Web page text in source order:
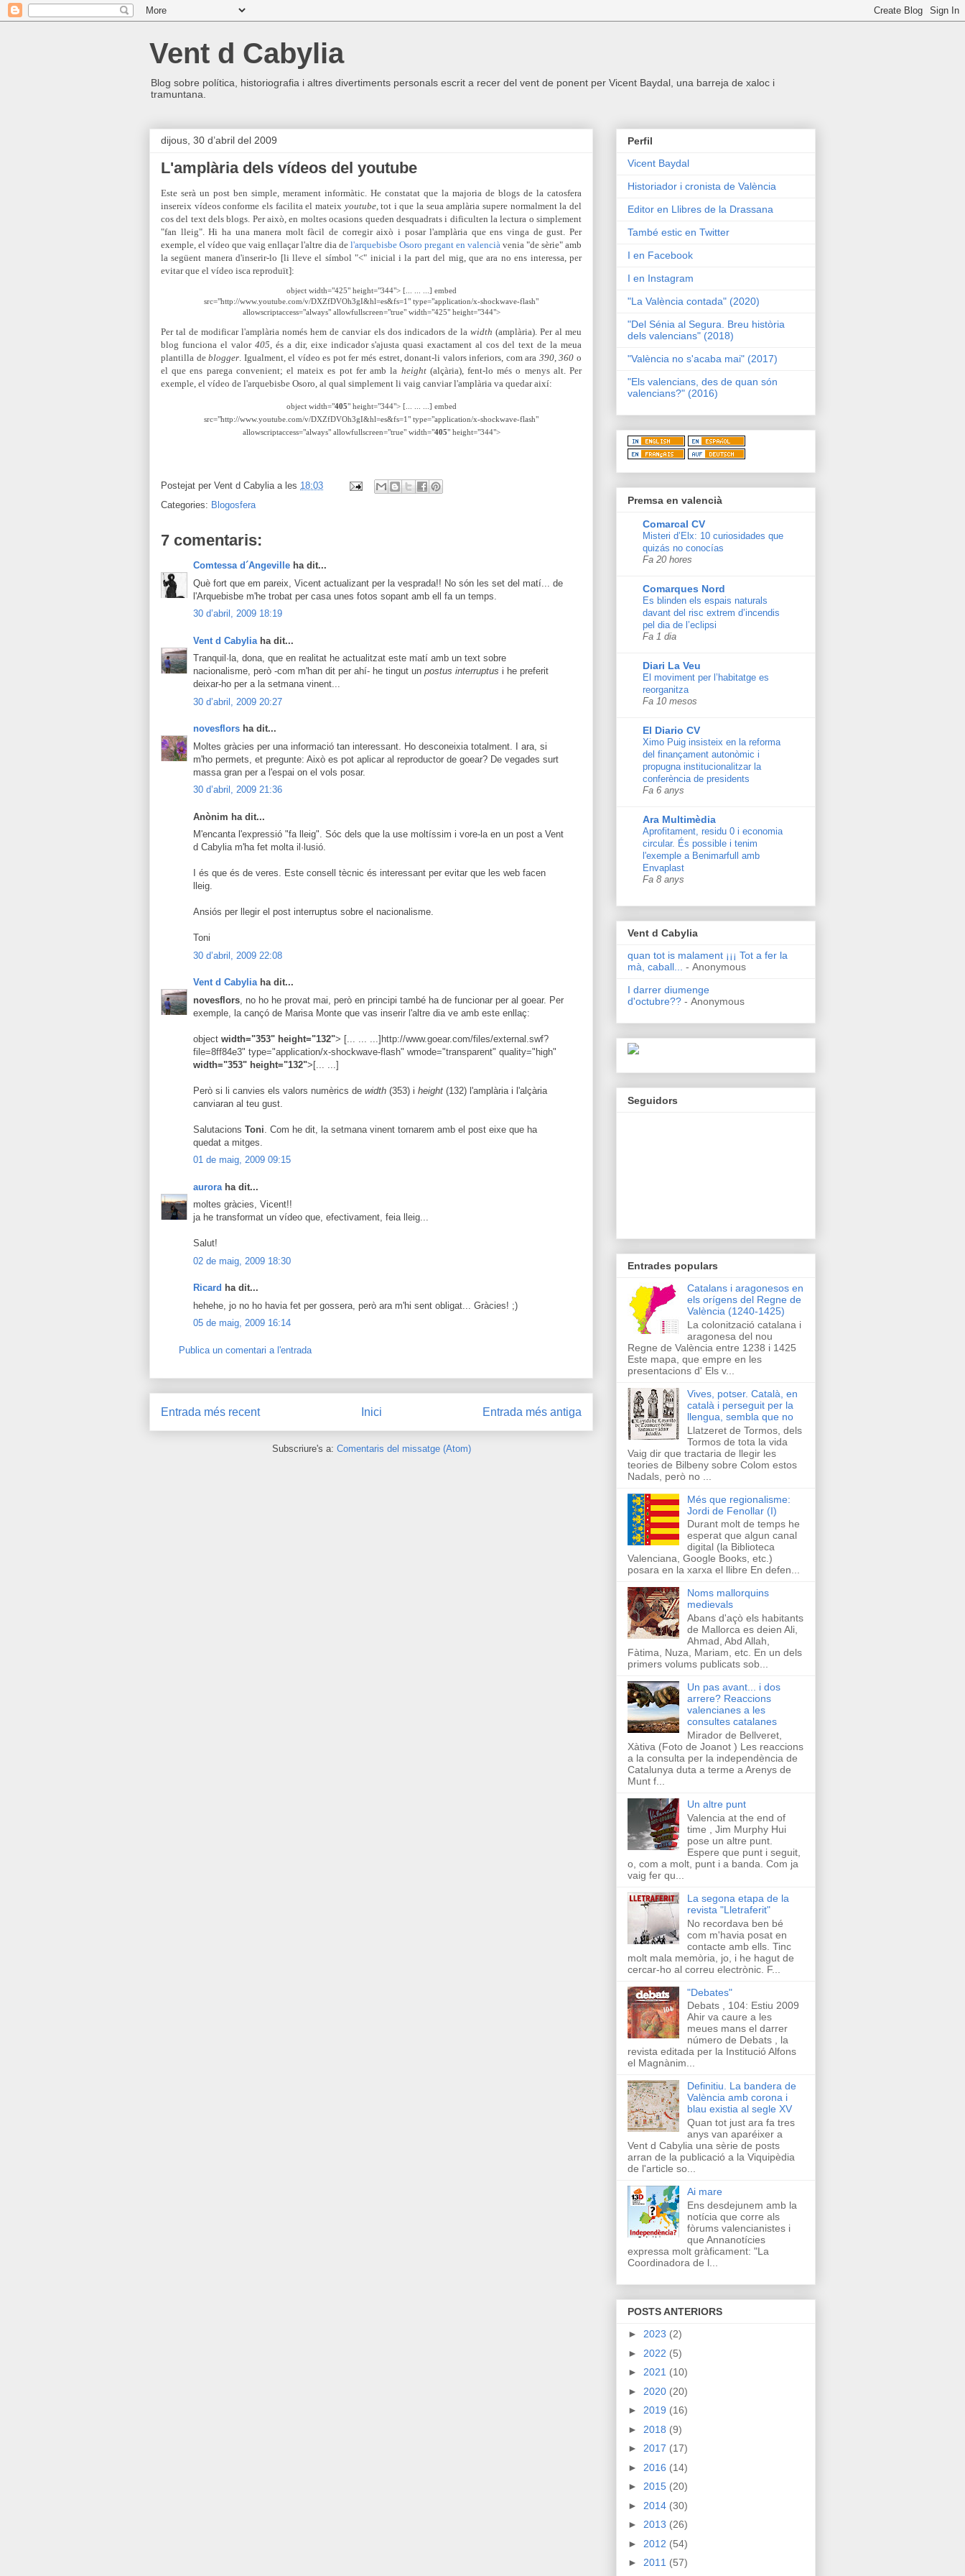
Vent d Cabylia
Blog sobre política, historiografia i altres divertiments personals escrit a recer del vent de ponent per Vicent Baydal, una barreja de xaloc i
tramuntana.
dijous, 30 d’abril del 2009
L'amplària dels vídeos del youtube
Este serà un post ben simple, merament informàtic. He constatat que la majoria de blogs de la catosfera
insereix vídeos conforme els facilita el mateix youtube, tot i que la seua amplària supere normalment la del
cos del text dels blogs. Per això, en moltes ocasions queden desquadrats i dificulten la lectura o simplement
"fan lleig". Hi ha una manera molt fàcil de corregir això i posar l'amplària que ens vinga de gust. Per
exemple, el vídeo que vaig enllaçar l'altre dia de l'arquebisbe Osoro pregant en valencià venia "de sèrie" amb
la següent manera d'inserir-lo [li lleve el símbol "<" inicial i la part del mig, que ara no ens interessa, per
evitar que el vídeo isca reproduït]:
object width="425" height="344"> [... ... ...] embed
src="http://www.youtube.com/v/DXZfDVOh3gI&hl=es&fs=1" type="application/x-shockwave-flash"
allowscriptaccess="always" allowfullscreen="true" width="425" height="344">
Per tal de modificar l'amplària només hem de canviar els dos indicadors de la width (amplària). Per al meu
blog funciona el valor 405, és a dir, eixe indicador s'ajusta quasi exactament al cos del text de la meua
plantilla deblogger. Igualment, el vídeo es pot fer més estret, donant-li valors inferiors, com ara 390,360o
el que ens parega convenient; el mateix es pot fer amb la height (alçària), fent-lo més o menys alt. Per
exemple, el vídeo de l'arquebisbe Osoro, al qual simplement li vaig canviar l'amplària va quedar així:
object width="405" height="344"> [... ... ...] embed
src="http://www.youtube.com/v/DXZfDVOh3gI&hl=es&fs=1" type="application/x-shockwave-flash"
allowscriptaccess="always" allowfullscreen="true" width="405" height="344">
Postejat per Vent d Cabylia a les 18:03
Categories: Blogosfera
7 comentaris:
Comtessa d´Angeville ha dit...
Què fort que em pareix, Vicent actualizant per la vesprada!! No són les set del matí... de
l'Arquebisbe m'he trobat per casa unes fotos sopant amb ell fa un temps.
30 d’abril, 2009 18:19
Vent d Cabylia ha dit...
Tranquil·la, dona, que en realitat he actualitzat este matí amb un text sobre
nacionalisme, però -com m'han dit per ahí- he tingut un postus interruptus i he preferit
deixar-ho per a la setmana vinent...
30 d’abril, 2009 20:27
novesflors ha dit...
Moltes gràcies per una informació tan interessant. Ho desconeixia totalment. I ara, si
m'ho permets, et pregunte: Això es pot aplicar al reproductor de goear? De vegades surt
massa gran per a l'espai on el vols posar.
30 d’abril, 2009 21:36
Anònim ha dit...
M'encanta l'expressió "fa lleig". Sóc dels que la use moltíssim i vore-la en un post a Vent
d Cabylia m'ha fet molta il·lusió.
I és que és de veres. Este consell tècnic és interessant per evitar que les web facen
lleig.
Ansiós per llegir el post interruptus sobre el nacionalisme.
Toni
30 d’abril, 2009 22:08
Vent d Cabyliaha dit...
novesflors , no ho he provat mai, però en principi també ha de funcionar per al goear. Per
exemple, la cançó de Marisa Monte que vas inserir l'altre dia ve amb este enllaç:
object width="353" height="132"> [... ... ...]http://www.goear.com/files/external.swf?
file=8ff84e3" type="application/x-shockwave-flash" wmode="transparent" quality="high"
width="353" height="132">[... ...]
Però si li canvies els valors numèrics de width (353) i height (132) l'amplària i l'alçària
canviaran al teu gust.
Salutacions Toni . Com he dit, la setmana vinent tornarem amb el post eixe que ha
quedat a mitges.
01 de maig, 2009 09:15
aurora ha dit...
moltes gràcies, Vicent!!
ja he transformat un vídeo que, efectivament, feia lleig...
Salut!
02 de maig, 2009 18:30
Ricard ha dit...
hehehe, jo no ho havia fet per gossera, però ara m'hi sent obligat... Gràcies! ;)
05 de maig, 2009 16:14
Publica un comentari a l'entrada
Entrada més recent Entrada més antiga
Inici
Subscriure's a: Comentaris del missatge (Atom)
Perfil
Vicent Baydal
Historiador i cronista de València
Editor en Llibres de la Drassana
També estic en Twitter
I en Facebook
I en Instagram
"La València contada" (2020)
"Del Sénia al Segura. Breu història
dels valencians" (2018)
"València no s'acaba mai" (2017)
"Els valencians, des de quan són
valencians?" (2016)
Premsa en valencià
Comarcal CV
Misteri d’Elx: 10 curiosidades que
quizás no conocías
Fa 20 hores
Comarques Nord
Es blinden els espais naturals
davant del risc extrem d’incendis
pel dia de l’eclipsi
Fa 1 dia
Diari La Veu
El moviment per l’habitatge es
reorganitza
Fa 10 mesos
El Diario CV
Ximo Puig insisteix en la reforma
del finançament autonòmic i
propugna institucionalitzar la
conferència de presidents
Fa 6 anys
Ara Multimèdia
Aprofitament, residu 0 i economia
circular. És possible i tenim
l'exemple a Benimarfull amb
Envaplast
Fa 8 anys
Vent d Cabylia
quan tot is malament ¡¡¡ Tot a fer la
mà, caball...
- Anonymous
I darrer diumenge
d'octubre?? - Anonymous
Seguidors
Entrades populars
Catalans i aragonesos en
els orígens del Regne de
València (1240-1425)
La colonització catalana i
aragonesa del nou
Regne de València entre 1238 i 1425
Este mapa, que empre en les
presentacions d' Els v...
Vives, potser. Català, en
català i perseguit per la
llengua, sembla que no
Llatzeret de Tormos, dels
Tormos de tota la vida
Vaig dir que tractaria de llegir les
teories de Bilbeny sobre Colom estos
Nadals, però no ...
Més que regionalisme:
Jordi de Fenollar (I)
Durant molt de temps he
esperat que algun canal
digital (la Biblioteca
Valenciana, Google Books, etc.)
posara en la xarxa el llibre En defen...
Noms mallorquins
medievals
Abans d'açò els habitants
de Mallorca es deien Ali,
Ahmad, Abd Allah,
Fàtima, Nuza, Mariam, etc. En un dels
primers volums publicats sob...
Un pas avant... i dos
arrere? Reaccions
valencianes a les
consultes catalanes
Mirador de Bellveret,
Xàtiva (Foto de Joanot ) Les reaccions
a la consulta per la independència de
Catalunya duta a terme a Arenys de
Munt f...
Un altre punt
Valencia at the end of
time , Jim Murphy Hui
pose un altre punt.
Espere que punt i seguit,
o, com a molt, punt i a banda. Com ja
vaig fer qu...
La segona etapa de la
revista "Lletraferit"
No recordava ben bé
com m'havia posat en
contacte amb ells. Tinc
molt mala memòria, jo, i he hagut de
cercar-ho al correu electrònic. F...
"Debates"
Debats , 104: Estiu 2009
Ahir va caure a les
meues mans el darrer
número de Debats , la
revista editada per la Institució Alfons
el Magnànim...
Definitiu. La bandera de
València amb corona i
blau existia al segle XV
Quan tot just ara fa tres
anys van aparéixer a
Vent d Cabylia una sèrie de posts
arran de la publicació a la Viquipèdia
de l'article so...
Ai mare
Ens desdejunem amb la
notícia que corre als
fòrums valencianistes i
que Annanotícies
expressa molt gràficament: "La
Coordinadora de l...
POSTS ANTERIORS
► 2023 (2)
► 2022 (5)
► 2021 (10)
► 2020 (20)
► 2019 (16)
► 2018 (9)
► 2017 (17)
► 2016 (14)
► 2015 (20)
► 2014 (30)
► 2013 (26)
► 2012 (54)
► 2011 (57)